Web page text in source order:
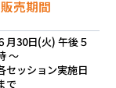
ールに調整
した。」
販売期間
月30日(火) 午後５
〜
セッション実施日
で